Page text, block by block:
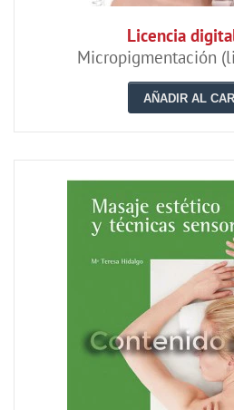
Licencia
Micropigmentación
AÑADIR AL